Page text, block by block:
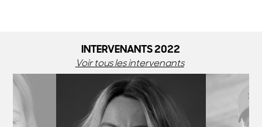
INTERVENANTS 2022
Voir tous les intervenants